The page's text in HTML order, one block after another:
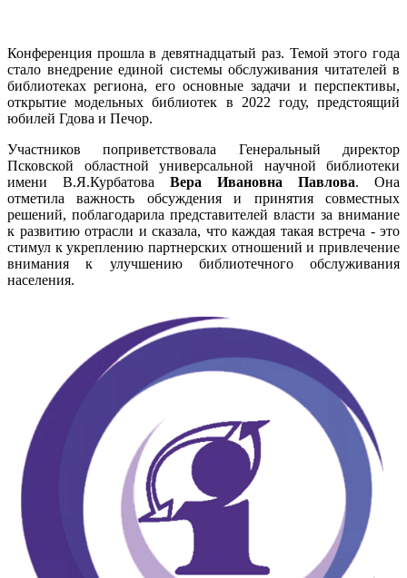
Конференция прошла в девятнадцатый раз. Темой этого года
стало внедрение единой системы обслуживания читателей в
библиотеках региона, его основные задачи и перспективы,
открытие модельных библиотек в 2022 году, предстоящий
юбилей Гдова и Печор.
Участников поприветствовала Генеральный директор
Псковской областной универсальной научной библиотеки
имени В.Я.Курбатова Вера Ивановна Павлова. Она
отметила важность обсуждения и принятия совместных
решений, поблагодарила представителей власти за внимание
к развитию отрасли и сказала, что каждая такая встреча - это
стимул к укреплению партнерских отношений и привлечение
внимания к улучшению библиотечного обслуживания
населения.